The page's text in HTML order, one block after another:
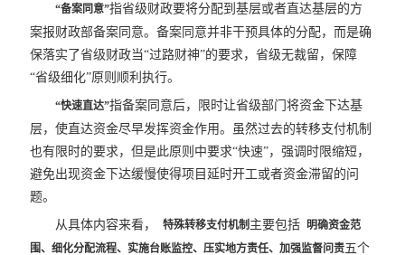
“备案同意”指省级财政要将分配到基层或者直达基层的方
案报财政部备案同意。备案同意并非干预具体的分配，而是确
保落实了省级财政当“过路财神”的要求，省级无裁留，保障
“省级细化”原则顺利执行。
“快速直达”指备案同意后，限时让省级部门将资金下达基
层，使直达资金尽早发挥资金作用。虽然过去的转移支付机制
也有限时的要求，但是此原则中要求“快速”，强调时限缩短，
避免出现资金下达缓慢使得项目延时开工或者资金滞留的问
题。
从具体内容来看，特殊转移支付机制主要包括 明确资金范
围、细化分配流程、实施台账监控、压实地方责任、加强监督问责五个